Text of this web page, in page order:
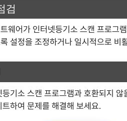
검
웨어가 인터넷등기소 스캔 프로그
설정을 조정하거나 일시적으로 비
기소 스캔 프로그램과 호환되지
하여 문제를 해결해 보세요.